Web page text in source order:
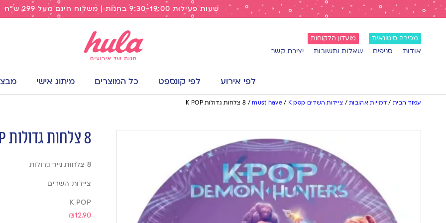
שעות פעילות 9:30-19:00 בחנות | משלוח חינם מעל 299 ש"ח
מכירה סיטונאית מועדון הלקוחות
אודות סניפים שאלות ותשובות יצירת קשר
לפי אירוע לפי קונספט כל המוצרים מיתוג אישי
עמוד הבית / דמויות אהובות/ ציידות השדים K pop /
must have
/ 8 צלחות גדולות K POP
8 צלחות גדולות K POP
8 צלחות נייר גדולות
ציידות השדים
K POP
₪12.90